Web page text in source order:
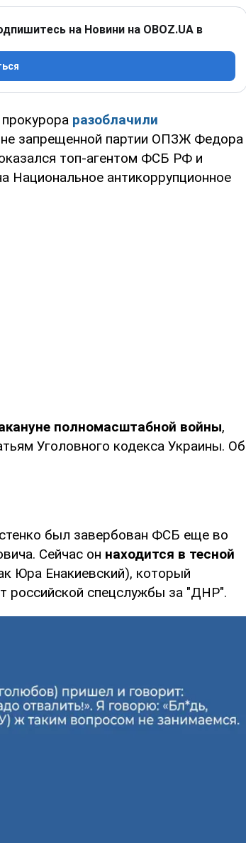
на Новини на OBOZ.UA в
разоблачили
запрещенной партии ОПЗЖ Федора
топ-агентом ФСБ РФ и
Национальное антикоррупционное
полномасштабной войны,
Уголовного кодекса Украины. Об
был завербован ФСБ еще во
Сейчас он находится в тесной
Юра Енакиевский), который
российской спецслужбы за "ДНР".